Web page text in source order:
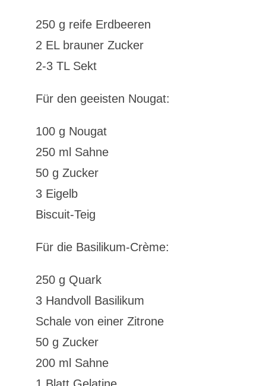
250 g reife Erdbeeren
2 EL brauner Zucker
2-3 TL Sekt
Für den geeisten Nougat:
100 g Nougat
250 ml Sahne
50 g Zucker
3 Eigelb
Biscuit-Teig
Für die Basilikum-Crème:
250 g Quark
3 Handvoll Basilikum
Schale von einer Zitrone
50 g Zucker
200 ml Sahne